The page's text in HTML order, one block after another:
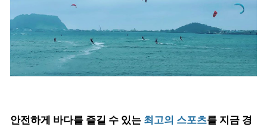
안전하게 바다를 즐길 수 있는 최고의 스포츠를 지금 경